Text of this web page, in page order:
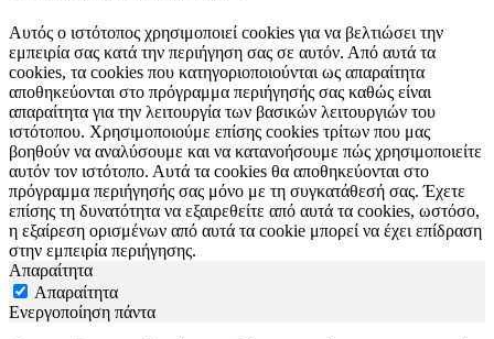
Αυτός ο ιστότοπος χρησιμοποιεί cookies για να βελτιώσει την
εμπειρία σας κατά την περιήγηση σας σε αυτόν. Από αυτά τα
cookies, τα cookies που κατηγοριοποιούνται ως απαραίτητα
αποθηκεύονται στο πρόγραμμα περιήγησής σας καθώς είναι
απαραίτητα για την λειτουργία των βασικών λειτουργιών του
ιστότοπου. Χρησιμοποιούμε επίσης cookies τρίτων που μας
βοηθούν να αναλύσουμε και να κατανοήσουμε πώς χρησιμοποιείτε
αυτόν τον ιστότοπο. Αυτά τα cookies θα αποθηκεύονται στο
πρόγραμμα περιήγησής σας μόνο με τη συγκατάθεσή σας. Έχετε
επίσης τη δυνατότητα να εξαιρεθείτε από αυτά τα cookies, ωστόσο,
η εξαίρεση ορισμένων από αυτά τα cookie μπορεί να έχει επίδραση
στην εμπειρία περιήγησης.
Απαραίτητα
Απαραίτητα
Ενεργοποίηση πάντα